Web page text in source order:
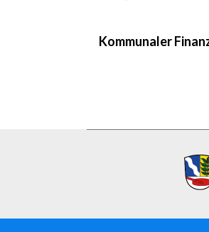
Kommunaler